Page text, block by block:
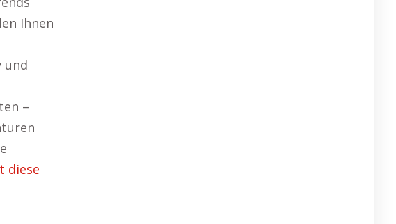
Ihnen
und
–
diese